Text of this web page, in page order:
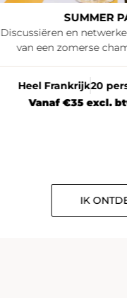
SUMMER
Discussiëren en
van een zomerse
Heel Frankrijk20
Vanaf €35 excl.
IK